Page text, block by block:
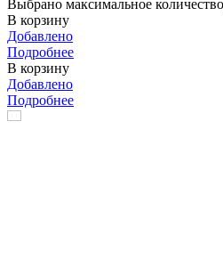
Выбрано максимальное
В корзину
Добавлено
Подробнее
В корзину
Добавлено
Подробнее